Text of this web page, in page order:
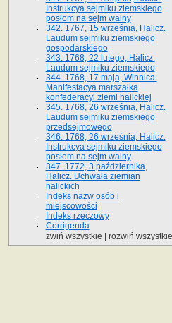
Instrukcya sejmiku ziemskiego
posłom na sejm walny
342. 1767, 15 września, Halicz.
Laudum sejmiku ziemskiego
gospodarskiego
343. 1768, 22 lutego, Halicz.
Laudum sejmiku ziemskiego
344. 1768, 17 maja, Winnica.
Manifestacya marszałka
konfederacyi ziemi halickiej
345. 1768, 26 września, Halicz.
Laudum sejmiku ziemskiego
przedsejmowego
346. 1768, 26 września, Halicz.
Instrukcya sejmiku ziemskiego
posłom na sejm walny
347. 1772, 3 października,
Halicz. Uchwała ziemian
halickich
Indeks nazw osób i
miejscowości
Indeks rzeczowy
Corrigenda
zwiń wszystkie
rozwiń wszystkie